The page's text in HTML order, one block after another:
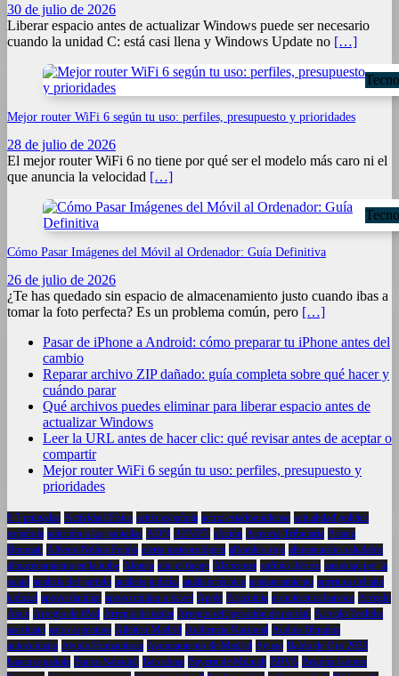
30 de julio de 2026
Liberar espacio antes de actualizar Windows puede ser necesario
cuando la unidad C: está casi llena y Windows Update no […]
Mejor router WiFi 6 según tu uso: perfiles, presupuesto y prioridades
28 de julio de 2026
El mejor router WiFi 6 no tiene por qué ser el modelo más caro ni el
que anuncia la velocidad […]
Cómo Pasar Imágenes del Móvil al Ordenador: Guía Definitiva
26 de julio de 2026
¿Te has quedado sin espacio de almacenamiento justo cuando ibas a
tomar la foto perfecta? Es un problema común, pero […]
Pasar de iPhone a Android: cómo preparar tu iPhone antes del
cambio
Reparar archivo ZIP dañado: guía completa sobre qué hacer y
cuándo parar
Qué archivos puedes eliminar para liberar espacio antes de
actualizar Windows
Leer la URL antes de hacer clic: qué revisar antes de aceptar o
compartir
Mejor router WiFi 6 según tu uso: perfiles, presupuesto y
prioridades
9.7 pulgadas Actividad Física actriz española actriz estadounidense actualidad política
española adicción a las pantallas ADN AEMET afición Agencia Tributaria Aitana
Bonmatí Alberto Núñez Feijóo alerta meteorológica alfombra roja alimentación saludable
almacenamiento en la nube Alonso alto el fuego Alzheimer anfibio ibérico ansiedad por la
salud análisis del partido análisis judicial análisis técnico apalancamiento apertura del año
judicial apoyo familiar apoyo militar a Israel Apple Argentina arquitectura barroca Arreglo
Asus Arreglo de iPad Arreglo de tablet Arreglo refrigeración de portátil Arreglo Toshiba
asesinato astro argentino Atlético Madrid Audiencia Nacional Audios filtrados
autocuidado Ayuda Humanitaria Ayuntamiento de Madrid Ayuso Balón de Oro 2025
banca española Banco Sabadell Barcelona Bayern de Múnich BBVA Begoña Gómez